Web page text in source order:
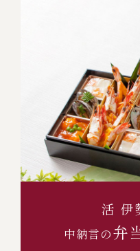
活 伊
中納言の弁